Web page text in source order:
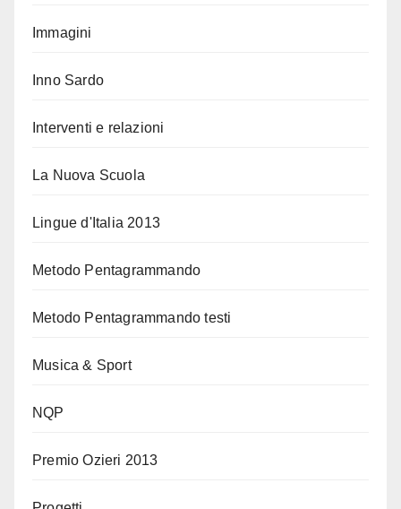
Immagini
Inno Sardo
Interventi e relazioni
La Nuova Scuola
Lingue d'Italia 2013
Metodo Pentagrammando
Metodo Pentagrammando testi
Musica & Sport
NQP
Premio Ozieri 2013